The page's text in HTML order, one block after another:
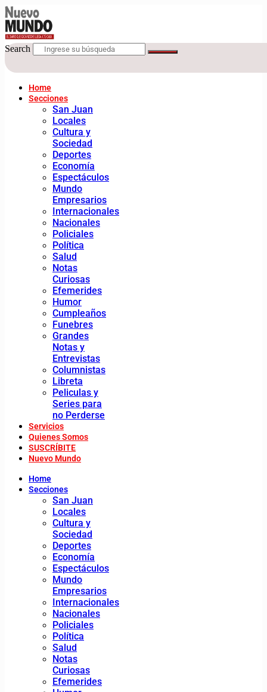
Search
Home
Secciones
San Juan
Locales
Cultura y
Sociedad
Deportes
Economía
Espectáculos
Mundo
Empresarios
Internacionales
Nacionales
Policiales
Política
Salud
Notas
Curiosas
Efemerides
Humor
Cumpleaños
Funebres
Grandes
Notas y
Entrevistas
Columnistas
Libreta
Peliculas y
Series para
no Perderse
Servicios
Quienes Somos
SUSCRÍBITE
Nuevo Mundo
Home
Secciones
San Juan
Locales
Cultura y
Sociedad
Deportes
Economía
Espectáculos
Mundo
Empresarios
Internacionales
Nacionales
Policiales
Política
Salud
Notas
Curiosas
Efemerides